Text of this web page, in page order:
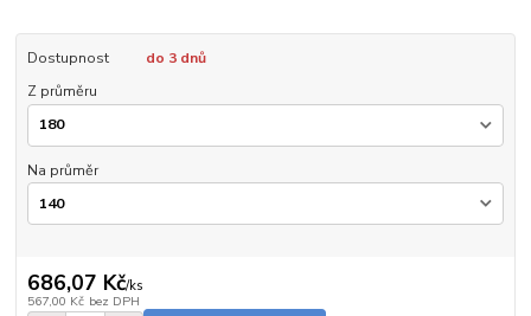
Dostupnost
do 3 dnů
Z průměru
Na průměr
686,07 Kč/ks
567,00 Kč bez DPH